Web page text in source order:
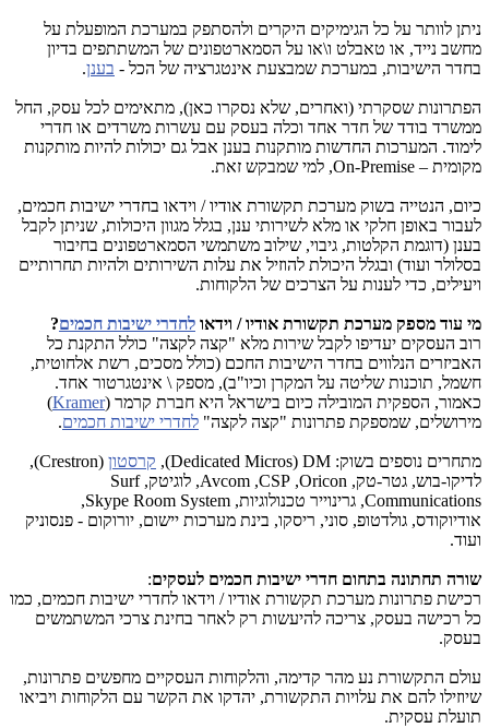
ניתן לוותר על כל הגימיקים היקרים ולהסתפק במערכת המופעלת על
מחשב נייד, או טאבלט ו\או על הסמארטפונים של המשתתפים בדיון
בחדר הישיבות, במערכת שמבצעת אינטגרציה של הכל - בענן.
הפתרונות שסקרתי (ואחרים, שלא נסקרו כאן), מתאימים לכל עסק, החל
ממשרד בודד של חדר אחד וכלה בעסק עם עשרות משרדים או חדרי
לימוד. המערכות החדשות מותקנות בענן אבל גם יכולות להיות מותקנות
מקומית – On-Premise, למי שמבקש זאת.
כיום, הנטייה בשוק מערכת תקשורת אודיו / וידאו בחדרי ישיבות חכמים,
לעבור באופן חלקי או מלא לשירותי ענן, בגלל מגוון היכולות, שניתן לקבל
בענן (דוגמת הקלטות, גיבוי, שילוב משתמשי הסמארטפונים בחיבור
בסלולר ועוד) ובגלל היכולת להוזיל את עלות השירותים ולהיות תחרותיים
ויעילים, כדי לענות על הצרכים של הלקוחות.
מי עוד מספק מערכת תקשורת אודיו / וידאו לחדרי ישיבות חכמים?
רוב העסקים יעדיפו לקבל שירות מלא "קצה לקצה" כולל התקנת כל
האביזרים הנלווים בחדר הישיבות החכם (כולל מסכים, רשת אלחוטית,
חשמל, תוכנות שליטה על המקרן וכיו"ב), מספק \ אינטגרטור אחד.
כאמור, הספקית המובילה כיום בישראל היא חברת קרמר (Kramer
)
מירושלים, שמספקת פתרונות "קצה לקצה" לחדרי ישיבות חכמים.
מתחרים נוספים בשוק: DM
(Dedicated Micros)
, קרסטון (
Crestron
),
לדיקו-בוש, גטר-טק, Oricon
,
CSP
,
Avcom, לוגיטק,Surf
Communications, גרינוייר טכנולוגיות, Skype Room System
,
אודיוקודס, גולדטופ, סוני, ריסקו, בינת מערכות יישום, יורוקום - פנסוניק
ועוד.
שורה תחתונה בתחום חדרי ישיבות חכמים לעסקים:
רכישת פתרונות מערכת תקשורת אודיו / וידאו לחדרי ישיבות חכמים, כמו
כל רכישה בעסק, צריכה להיעשות רק לאחר בחינת צרכי המשתמשים
בעסק.
עולם התקשורת נע מהר קדימה, והלקוחות העסקיים מחפשים פתרונות,
שיוזילו להם את עלויות התקשורת, יהדקו את הקשר עם הלקוחות ויביאו
תועלת עסקית.